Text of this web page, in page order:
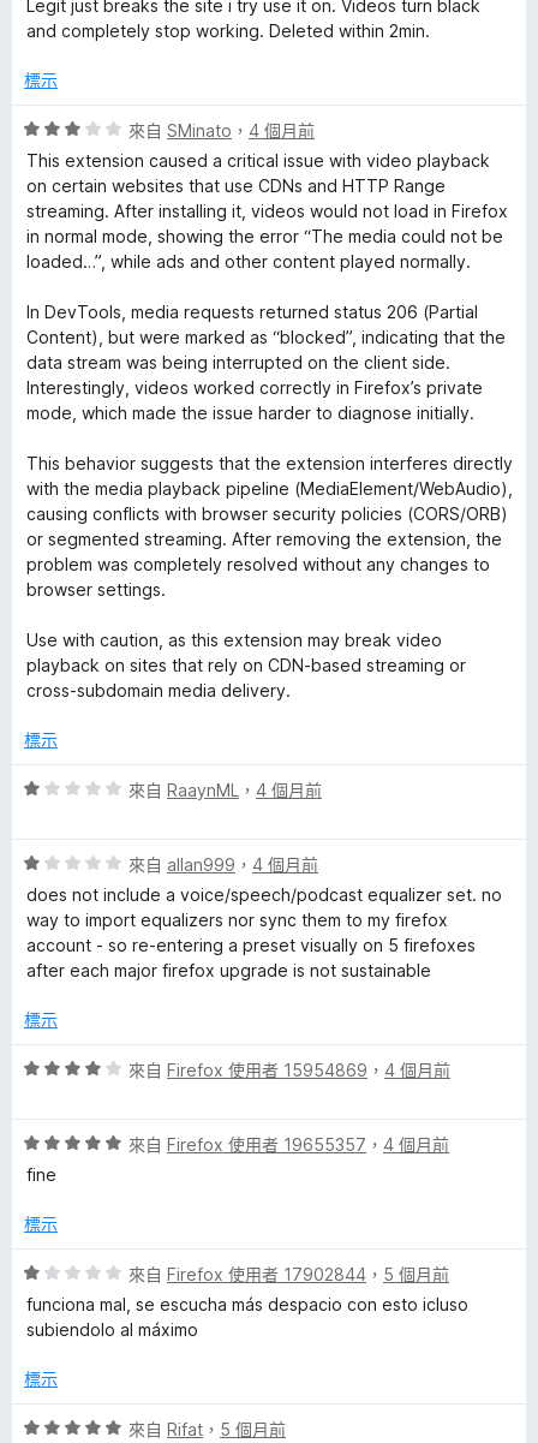
1
，
分
5
Legit just breaks the site i try use it on. Videos turn black
and completely stop working. Deleted within 2min.
標示
評
價
3
分
，
滿
5
分
來自 SMinato ， 4 個月前
This extension caused a critical issue with video playback
on certain websites that use CDNs and HTTP Range
streaming. After installing it, videos would not load in Firefox
in normal mode, showing the error “The media could not be
loaded…”, while ads and other content played normally.
In DevTools, media requests returned status 206 (Partial
Content), but were marked as “blocked”, indicating that the
data stream was being interrupted on the client side.
Interestingly, videos worked correctly in Firefox’s private
mode, which made the issue harder to diagnose initially.
This behavior suggests that the extension interferes directly
with the media playback pipeline (MediaElement/WebAudio),
causing conflicts with browser security policies (CORS/ORB)
or segmented streaming. After removing the extension, the
problem was completely resolved without any changes to
browser settings.
Use with caution, as this extension may break video
playback on sites that rely on CDN-based streaming or
cross-subdomain media delivery.
標示
評
分
，
滿
分
5
來自 RaaynML ， 4 個月前
評
價
1
分
，
分
分
來自 allan999 ， 4 個月前
does not include a voice/speech/podcast equalizer set. no
way to import equalizers nor sync them to my firefox
account - so re-entering a preset visually on 5 firefoxes
after each major firefox upgrade is not sustainable
標示
評
分
，
分
分
來自 Firefox 使用者 15954869 ， 4 個月前
評
價
分
滿
分
來自 Firefox 使用者 19655357 ， 4 個月前
fine
標示
評
價
1
，
分
來自 Firefox 使用者 17902844 ， 5 個月前
funciona mal, se escucha más despacio con esto icluso
subiendolo al máximo
標示
評 來自 Rifat ， 5 個月前